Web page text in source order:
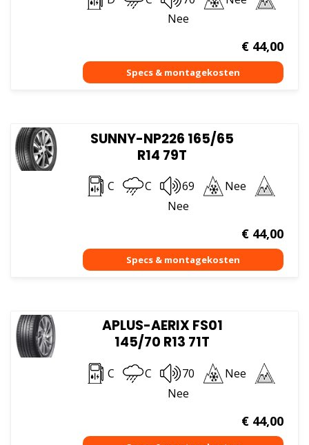
Nee
€44,00
SUNNY-NP226 165/65
R14 79T
C C 69
Nee
Nee
€44,00
APLUS-AERIX FS01
145/70 R13 71T
C C 70
Nee
Nee
€44,00